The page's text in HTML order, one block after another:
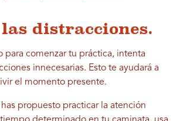
distracciones.
para comenzar tu práctica, intenta
innecesarias. Esto te ayudará a
el momento presente.
propuesto practicar la atención